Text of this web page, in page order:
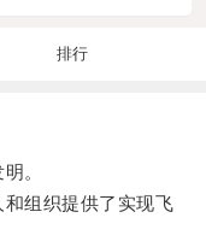
排行
。
组织提供了实现飞